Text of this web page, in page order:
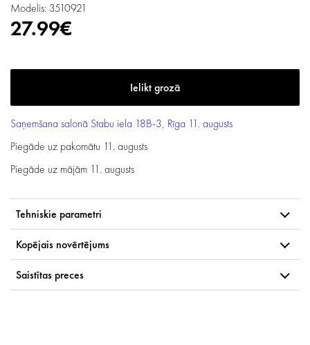
Modelis: 3510921
27.99€
Saņemšana salonā Stabu iela 18B-3, Rīga 11. augusts
Piegāde uz pakomātu 11. augusts
Piegāde uz mājām 11. augusts
Tehniskie parametri
Kopējais novērtējums
Saistītas preces